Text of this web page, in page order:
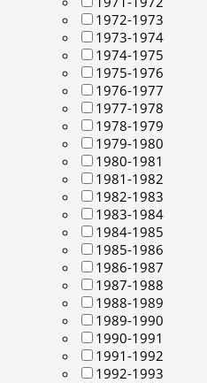
1972-1973
1973-1974
1974-1975
1975-1976
1976-1977
1977-1978
1978-1979
1979-1980
1980-1981
1981-1982
1982-1983
1983-1984
1984-1985
1985-1986
1986-1987
1987-1988
1988-1989
1989-1990
1990-1991
1991-1992
1992-1993